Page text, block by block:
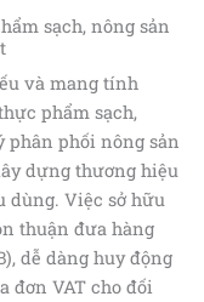
sạch, nông sản
và mang tính
phẩm sạch,
phối nông sản
dựng thương hiệu
dùng. Việc sở hữu
thuận đưa hàng
dễ dàng huy động
đơn VAT cho đối